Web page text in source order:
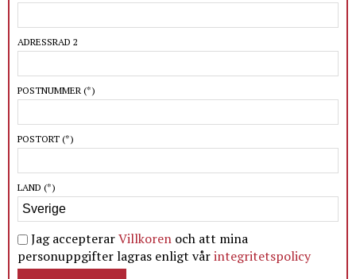
ADRESSRAD 2
POSTNUMMER (*)
POSTORT (*)
LAND (*)
Jag accepterarVillkoren och att mina
personuppgifter lagras enligt vårintegritetspolicy